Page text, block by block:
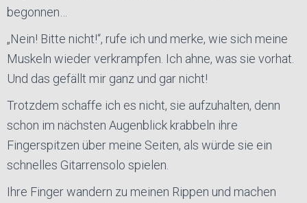
begonnen…
„Nein! Bitte nicht!“, rufe ich und merke, wie sich meine
Muskeln wieder verkrampfen. Ich ahne, was sie vorhat.
Und das gefällt mir ganz und gar nicht!
Trotzdem schaffe ich es nicht, sie aufzuhalten, denn
schon im nächsten Augenblick krabbeln ihre
Fingerspitzen über meine Seiten, als würde sie ein
schnelles Gitarrensolo spielen.
Ihre Finger wandern zu meinen Rippen und machen